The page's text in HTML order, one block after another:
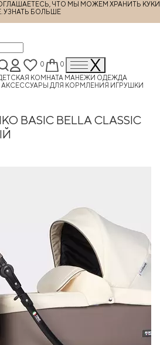
ЧТО МЫ МОЖЕМ ХРАНИТЬ КУКИ
УЗНАТЬ БОЛЬШЕ
0
0
КОМНАТА МАНЕЖИ ОДЕЖДА
АКСЕССУАРЫ ДЛЯ КОРМЛЕНИЯ ИГРУШКИ
BASIC BELLA CLASSIC